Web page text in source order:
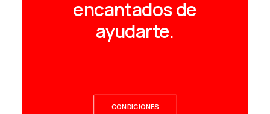
encantados de
ayudarte.
CONDICIONES